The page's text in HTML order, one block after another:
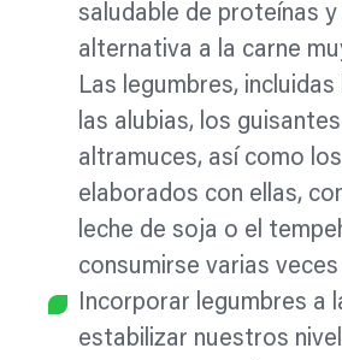
saludable de proteínas y
alternativa a la carne
Las legumbres,
las alubias, los
altramuces, así como
elaborados con ellas,
leche de soja o el
consumirse varias veces
Incorporar legumbres a
estabilizar nuestros